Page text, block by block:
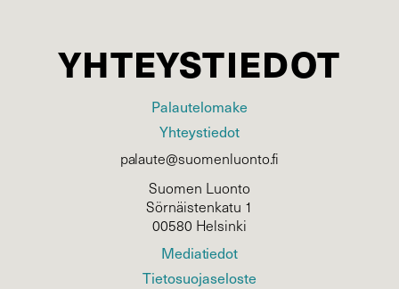
YHTEYSTIEDOT
Palautelomake
Yhteystiedot
palaute@suomenluonto.fi
Suomen Luonto
Sörnäistenkatu 1
00580 Helsinki
Mediatiedot
Tietosuojaseloste